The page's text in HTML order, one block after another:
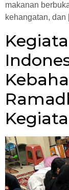
makanan
kehangatan,